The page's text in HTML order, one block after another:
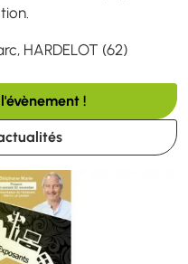
HARDELOT (62)
!